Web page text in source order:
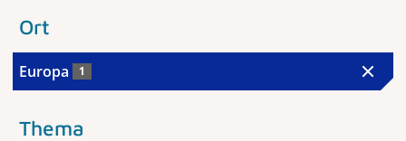
Ort
Europa 1
Thema